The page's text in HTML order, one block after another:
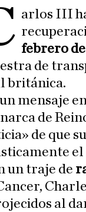
arlos III
febrero
de
británica.
mensaje
de
de que
un traje de
al